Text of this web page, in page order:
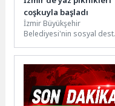
coşkuyla başladı
İzmir Büyükşehir
Belediyesi'nin sosyal
mahallelerde yaşayan
yurttaşlar için düzenlediği
yaz piknikleri başladı....